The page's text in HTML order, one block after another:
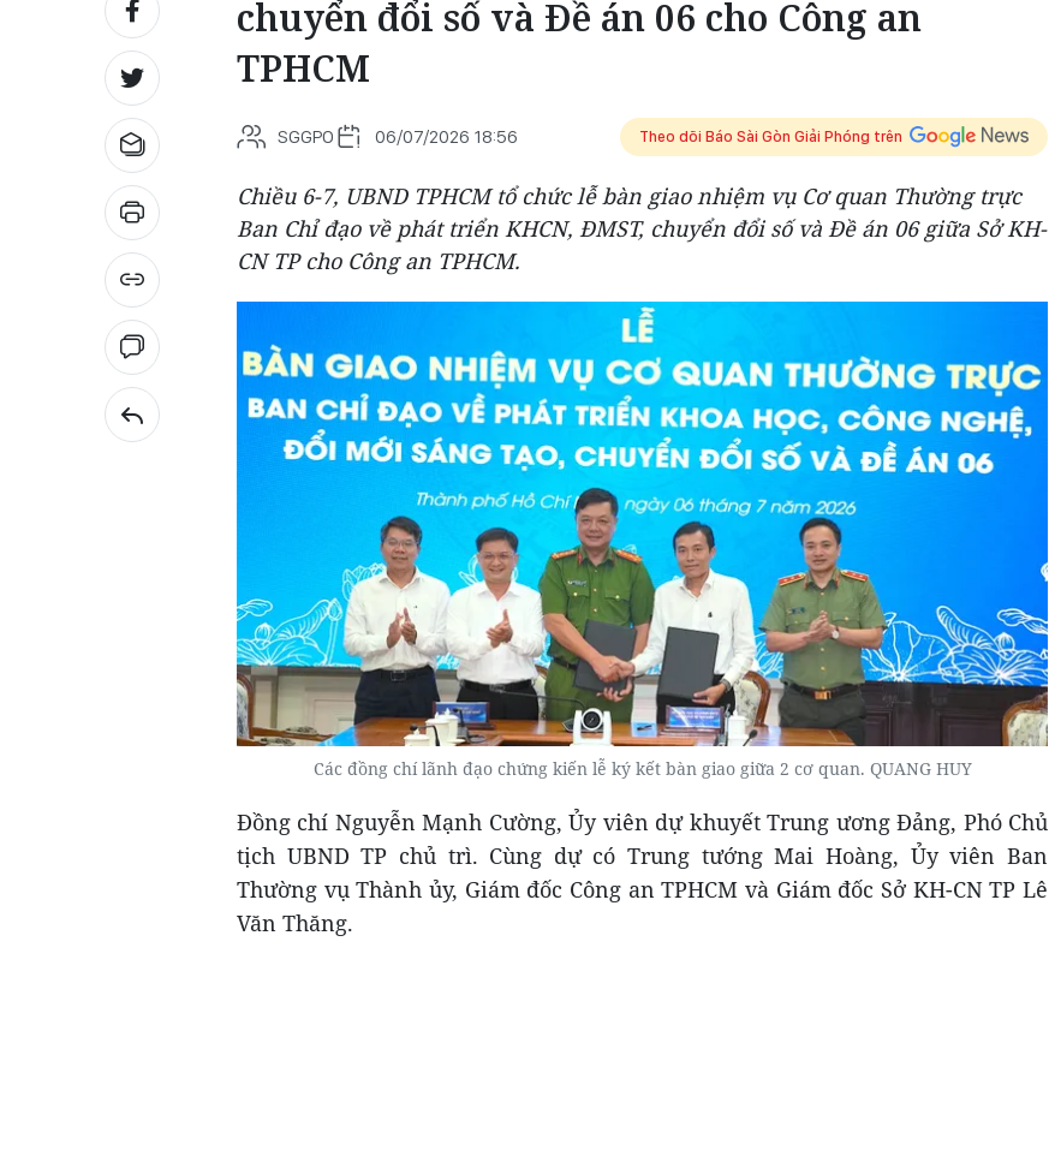
chuyển đổi số và Đề án 06 cho Công an
TPHCM
SGGPO 06/07/2026 18:56 Theo dõi Báo Sài Gòn Giải Phóng trên
Chiều 6-7, UBND TPHCM tổ chức lễ bàn giao nhiệm vụ Cơ quan Thường trực
Ban Chỉ đạo về phát triển KHCN, ĐMST, chuyển đổi số và Đề án 06 giữa Sở KH-
CN TP cho Công an TPHCM.
Các đồng chí lãnh đạo chứng kiến lễ ký kết bàn giao giữa 2 cơ quan. QUANG HUY
Đồng chí Nguyễn Mạnh Cường, Ủy viên dự khuyết Trung ương Đảng, Phó Chủ
tịch UBND TP chủ trì. Cùng dự có Trung tướng Mai Hoàng, Ủy viên Ban
Thường vụ Thành ủy, Giám đốc Công an TPHCM và Giám đốc Sở KH-CN TP Lê
Văn Thăng.